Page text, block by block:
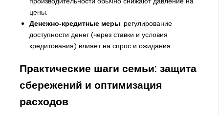
цены.
Денежно‑кредитные меры: регулирование
доступности денег (через ставки и условия
кредитования) влияет на спрос и ожидания.
Практические шаги семьи: защита
сбережений и оптимизация
расходов